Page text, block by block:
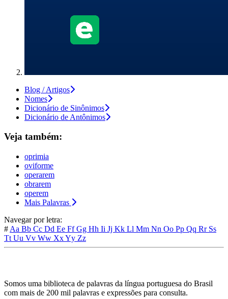
Blog / Artigos
Nomes
Dicionário de Sinônimos
Dicionário de Antônimos
Veja também:
oprimia
oviforme
operarem
obrarem
operem
Mais Palavras
Navegar por letra:
# Aa Bb Cc Dd Ee FfGg Hh Ii Jj Kk Ll Mm Nn Oo Pp Qq Rr Ss
Tt Uu Vv Ww XxYy Zz
Somos uma biblioteca de palavras da língua portuguesa do Brasil
com mais de 200 mil palavras e expressões para consulta.